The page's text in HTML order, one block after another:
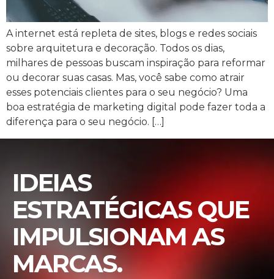
A internet está repleta de sites, blogs e redes sociais
sobre arquitetura e decoração. Todos os dias,
milhares de pessoas buscam inspiração para reformar
ou decorar suas casas. Mas, você sabe como atrair
esses potenciais clientes para o seu negócio? Uma
boa estratégia de marketing digital pode fazer toda a
diferença para o seu negócio. […]
IDEIAS
ESTRATÉGICAS QUE
IMPULSIONAM AS
MARCAS.